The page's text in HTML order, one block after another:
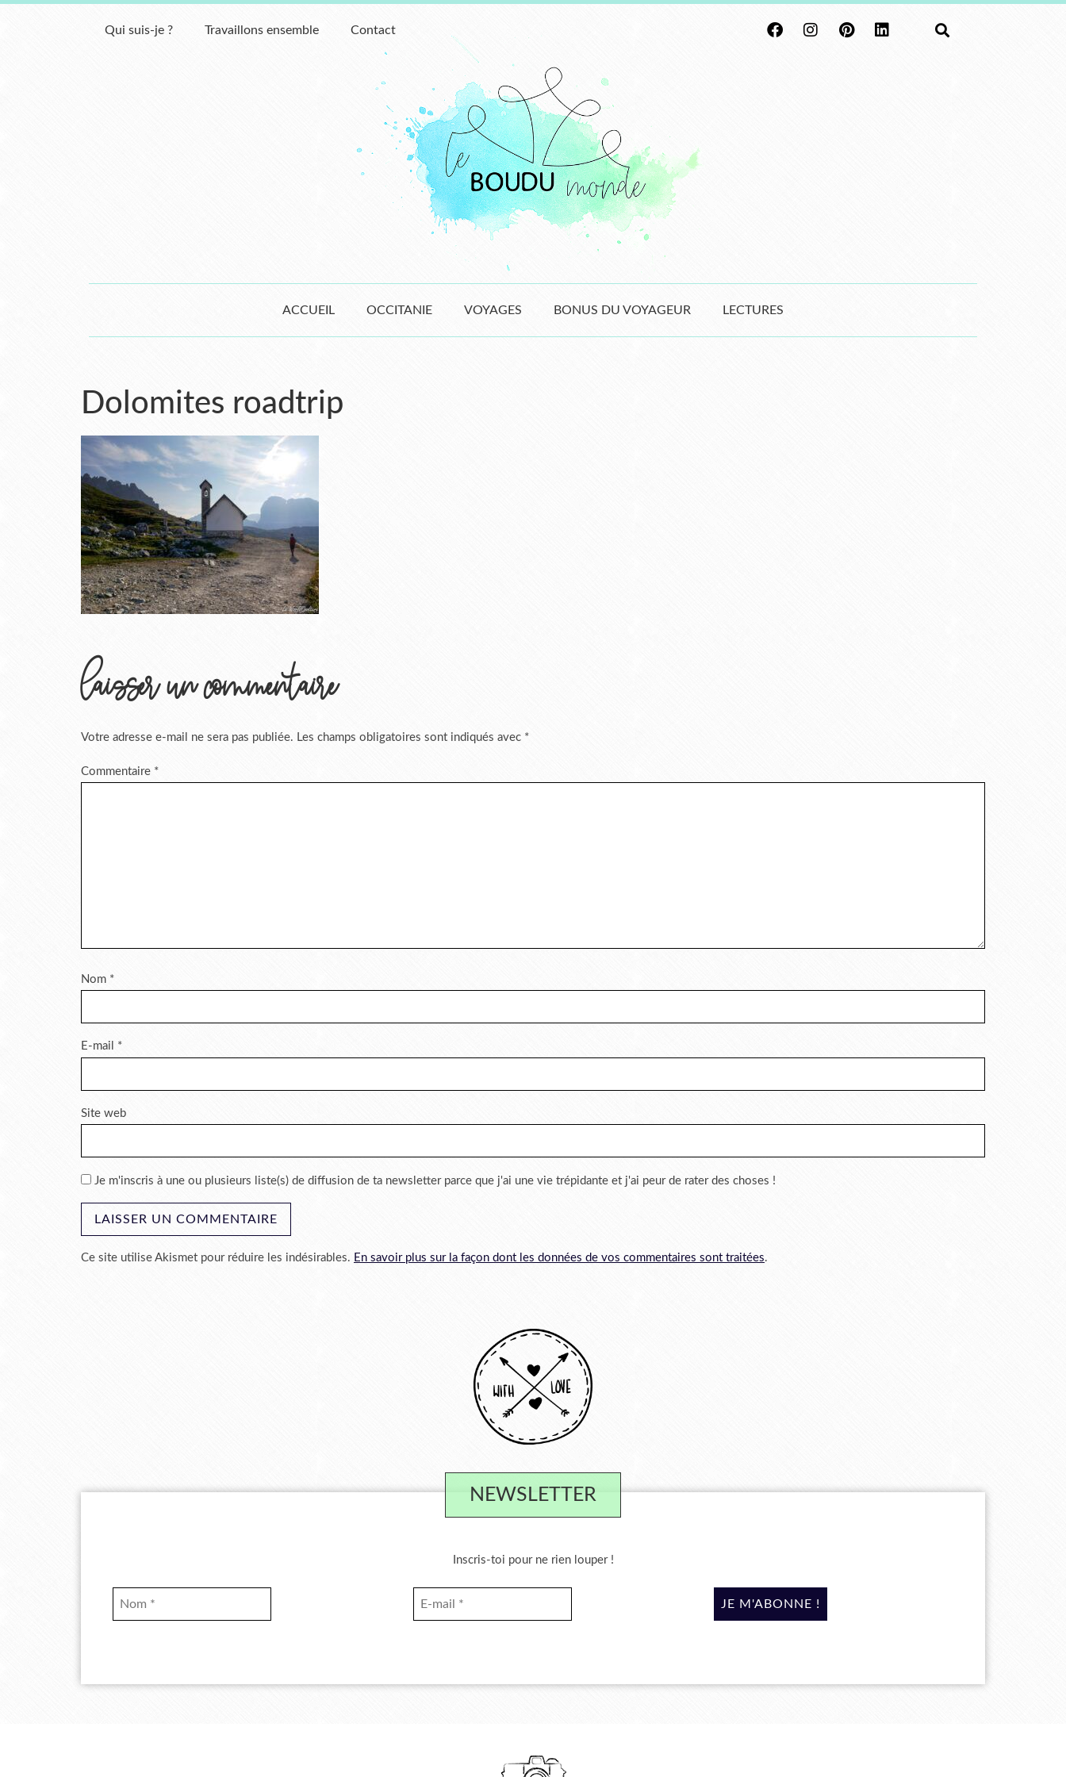
Qui suis-je ? Travaillons ensemble Contact
ACCUEIL OCCITANIE VOYAGES BONUS DU VOYAGEUR LECTURES
Dolomites roadtrip
laisser un commentaire
Votre adresse e-mail ne sera pas publiée. Les champs obligatoires sont indiqués avec *
Commentaire *
Nom *
E-mail *
Site web
Je m'inscris à une ou plusieurs liste(s) de diffusion de ta newsletter parce que j'ai une vie trépidante et j'ai peur de rater des choses !
Ce site utilise Akismet pour réduire les indésirables. En savoir plus sur la façon dont les données de vos commentaires sont traitées.
NEWSLETTER
Inscris-toi pour ne rien louper !